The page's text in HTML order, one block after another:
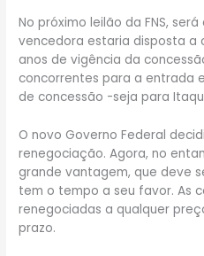
No próximo leilão da FNS,
vencedora estaria disposta a
anos de vigência da
concorrentes para a entrada
de concessão -seja para
O novo Governo Federal
renegociação. Agora, no
grande vantagem, que deve
tem o tempo a seu favor. As
renegociadas a qualquer
prazo.